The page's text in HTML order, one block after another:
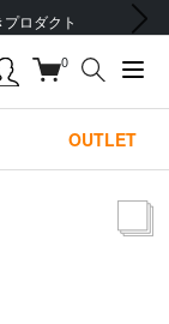
ロダクト
次の画像
0
OUTLET